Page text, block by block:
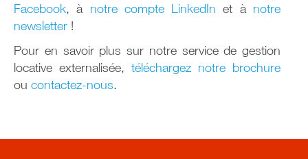
Facebook, à notre compte LinkedIn et à notre
newsletter !
Pour en savoir plus sur notre service de gestion
locative externalisée, téléchargez notre brochure
ou contactez-nous.